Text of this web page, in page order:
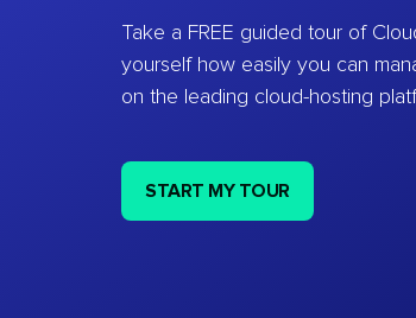
Take a FREE guided tour of
yourself how easily you can
on the leading cloud-hosting
START MY TOUR